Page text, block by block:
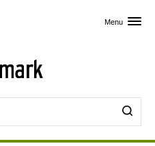
Menu